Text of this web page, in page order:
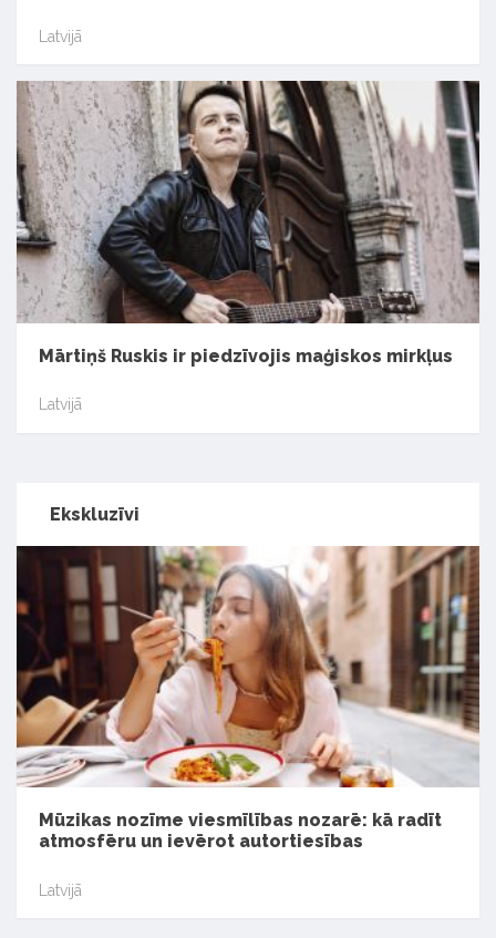
Latvijā
Mārtiņš Ruskis ir piedzīvojis maģiskos mirkļus
Latvijā
Ekskluzīvi
Mūzikas nozīme viesmīlības nozarē: kā radīt
atmosfēru un ievērot autortiesības
Latvijā